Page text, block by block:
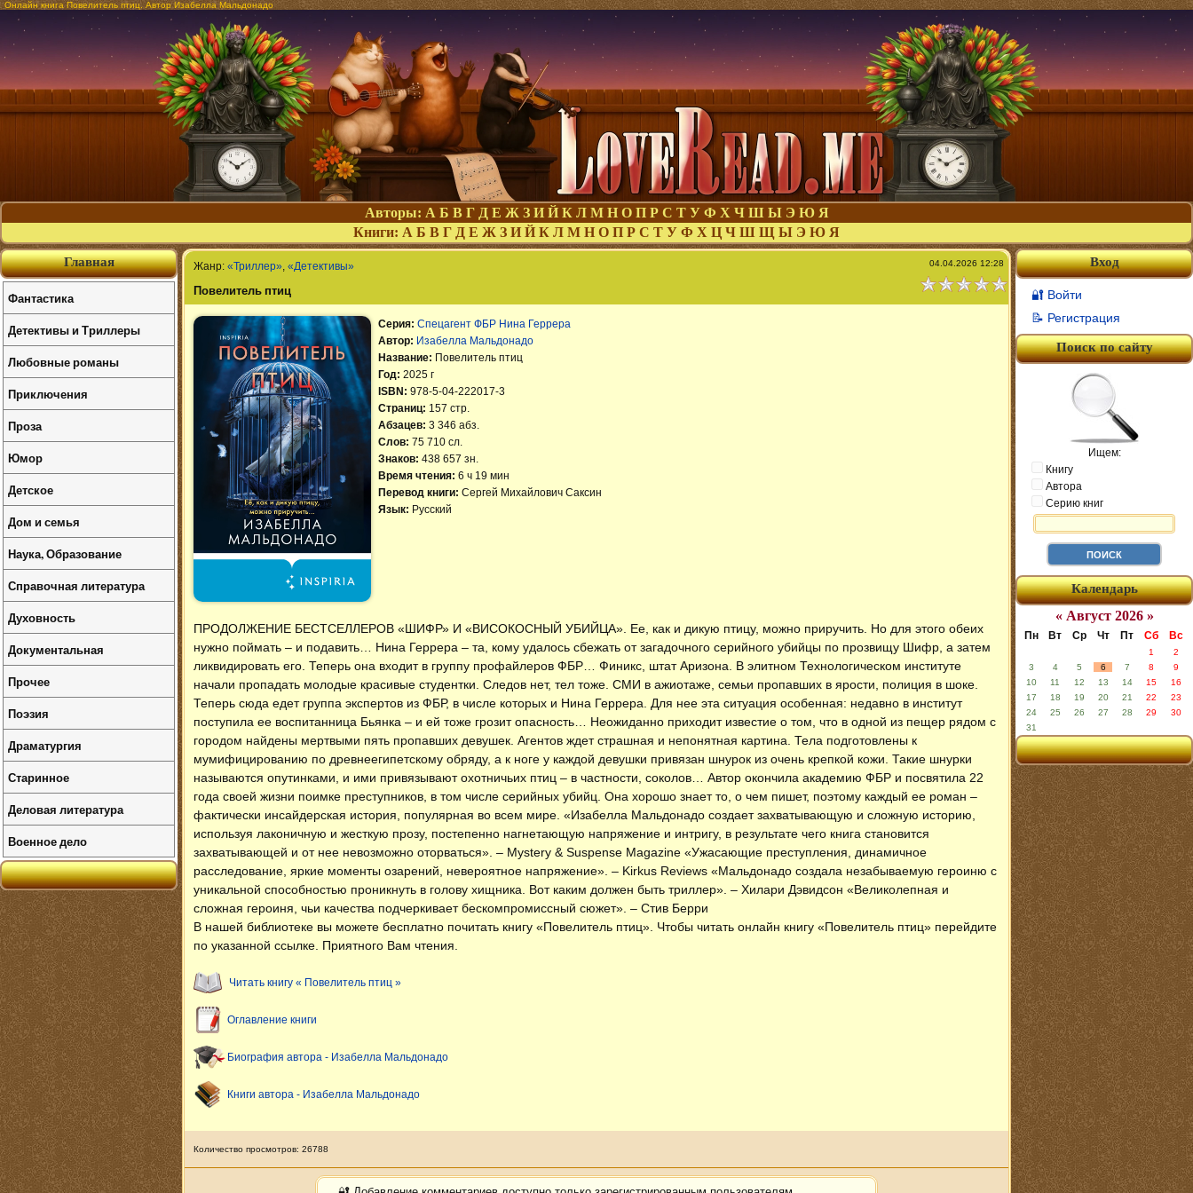
Онлайн книга Повелитель птиц. Автор Изабелла Мальдонадо
Авторы: А Б В Г Д Е Ж З И Й К Л М Н О П Р С Т У Ф Х Ч Ш Ы Э Ю Я
Книги: А Б В Г Д Е Ж З И Й К Л М Н О П Р С Т У Ф Х Ц Ч Ш Щ Ы Э Ю Я
Жанр: «Триллер», «Детективы»
Повелитель птиц
04.04.2026 12:28
Серия: Спецагент ФБР Нина Геррера
Автор: Изабелла Мальдонадо
Название: Повелитель птиц
Год: 2025 г
ISBN: 978-5-04-222017-3
Страниц: 157 стр.
Абзацев: 3 346 абз.
Слов: 75 710 сл.
Знаков: 438 657 зн.
Время чтения: 6 ч 19 мин
Перевод книги: Сергей Михайлович Саксин
Язык: Русский
ПРОДОЛЖЕНИЕ БЕСТСЕЛЛЕРОВ «ШИФР» И «ВИСОКОСНЫЙ УБИЙЦА». Ее, как и дикую птицу, можно приручить. Но для этого обеих
нужно поймать – и подавить… Нина Геррера – та, кому удалось сбежать от загадочного серийного убийцы по прозвищу Шифр, а затем
ликвидировать его. Теперь она входит в группу профайлеров ФБР… Финикс, штат Аризона. В элитном Технологическом институте
начали пропадать молодые красивые студентки. Следов нет, тел тоже. СМИ в ажиотаже, семьи пропавших в ярости, полиция в шоке.
Теперь сюда едет группа экспертов из ФБР, в числе которых и Нина Геррера. Для нее эта ситуация особенная: недавно в институт
поступила ее воспитанница Бьянка – и ей тоже грозит опасность… Неожиданно приходит известие о том, что в одной из пещер рядом с
городом найдены мертвыми пять пропавших девушек. Агентов ждет страшная и непонятная картина. Тела подготовлены к
мумифицированию по древнеегипетскому обряду, а к ноге у каждой девушки привязан шнурок из очень крепкой кожи. Такие шнурки
называются опутинками, и ими привязывают охотничьих птиц – в частности, соколов… Автор окончила академию ФБР и посвятила 22
года своей жизни поимке преступников, в том числе серийных убийц. Она хорошо знает то, о чем пишет, поэтому каждый ее роман –
фактически инсайдерская история, популярная во всем мире. «Изабелла Мальдонадо создает захватывающую и сложную историю,
используя лаконичную и жесткую прозу, постепенно нагнетающую напряжение и интригу, в результате чего книга становится
захватывающей и от нее невозможно оторваться». – Mystery & Suspense Magazine «Ужасающие преступления, динамичное
расследование, яркие моменты озарений, невероятное напряжение». – Kirkus Reviews «Мальдонадо создала незабываемую героиню с
уникальной способностью проникнуть в голову хищника. Вот каким должен быть триллер». – Хилари Дэвидсон «Великолепная и
сложная героиня, чьи качества подчеркивает бескомпромиссный сюжет». – Стив Берри
В нашей библиотеке вы можете бесплатно почитать книгу «Повелитель птиц» . Чтобы читать онлайн книгу «Повелитель птиц» перейдите
по указанной ссылке. Приятного Вам чтения.
Читать книгу « Повелитель птиц »
Оглавление книги
Биография автора - Изабелла Мальдонадо
Книги автора - Изабелла Мальдонадо
Количество просмотров: 26788
Вход
🔐 Войти
📝 Регистрация
Поиск по сайту
Ищем:
Книгу
Автора
Серию книг
Календарь
« Август 2026 »
Пн Вт Ср Чт Пт Сб Вс
1
2
3
4 5 6 7 8
9
10
11 12 13 14 15
16
17
18 19 20 21 22
23
24
25 26 27 28 29
30
31
Главная
Фантастика
Детективы и Триллеры
Любовные романы
Приключения
Проза
Юмор
Детское
Дом и семья
Наука, Образование
Справочная литература
Духовность
Документальная
Прочее
Поэзия
Драматургия
Старинное
Деловая литература
Военное дело